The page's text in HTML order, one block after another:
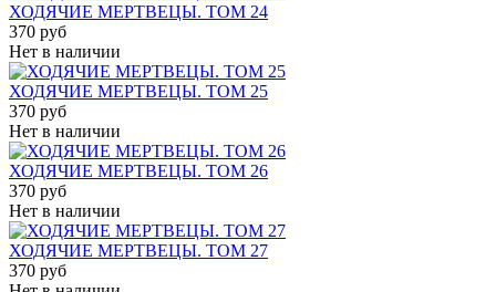
ХОДЯЧИЕ МЕРТВЕЦЫ. ТОМ 24
370 руб
Нет в наличии
ХОДЯЧИЕ МЕРТВЕЦЫ. ТОМ 25
370 руб
Нет в наличии
ХОДЯЧИЕ МЕРТВЕЦЫ. ТОМ 26
370 руб
Нет в наличии
ХОДЯЧИЕ МЕРТВЕЦЫ. ТОМ 27
370 руб